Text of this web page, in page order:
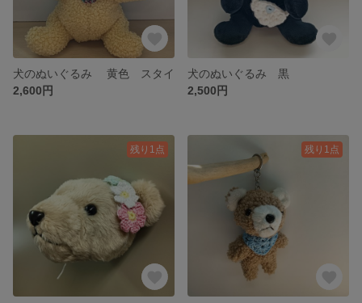
犬のぬいぐるみ 黄色 スタイ
2,600円
犬のぬいぐるみ 黒
2,500円
残り1点 残り1点